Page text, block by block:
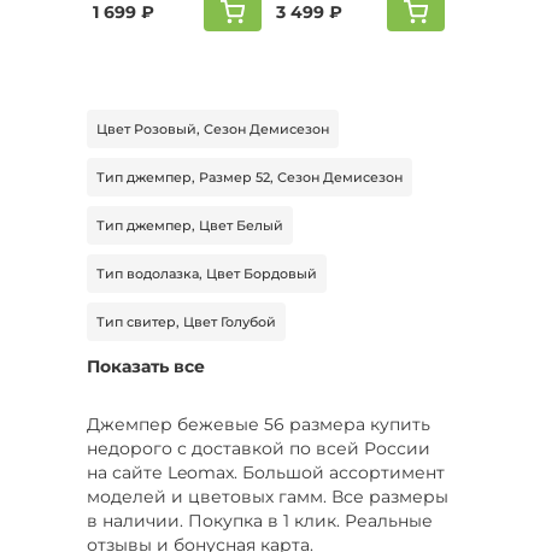
1 699 ₽ 3 499 ₽
Цвет Розовый, Сезон Демисезон
Тип джемпер, Размер 52, Сезон Демисезон
Тип джемпер, Цвет Белый
Тип водолазка, Цвет Бордовый
Тип свитер, Цвет Голубой
Тип водолазка, Цвет Белый, Размер 52-54
Тип свитер, Цвет Серый, Размер 46
Тип жилет, Цвет Белый, Сезон Демисезон
Тип жилет, Размер 44, Сезон Демисезон
Показать все
Джемпер бежевые 56 размера купить
недорого с доставкой по всей России
на сайте Leomax. Большой ассортимент
моделей и цветовых гамм. Все размеры
в наличии. Покупка в 1 клик. Реальные
отзывы и бонусная карта.